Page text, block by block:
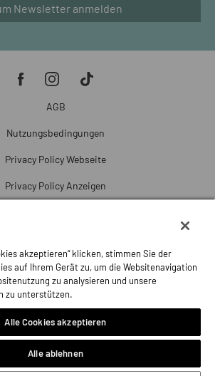
Newsletter anmelden
AGB
Nutzungsbedingungen
Privacy Policy Webseite
Privacy Policy Anzeigen
Beschwerde
Impressum
akzeptieren“ klicken, stimmen Sie der
auf Ihrem Gerät zu, um die Websitenavigation
zu analysieren und unsere
zu unterstützen.
Alle Cookies akzeptieren
Alle ablehnen